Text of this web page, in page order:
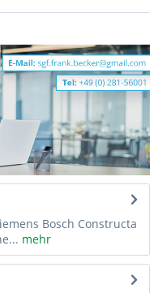
Bosch Constructa
mehr